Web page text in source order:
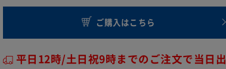
ご購入はこちら
平日12時/土日祝9時までのご注文で当日出